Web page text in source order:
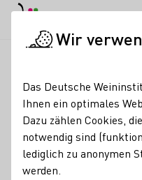
Hendriks &
Kontakt
Wir
Das Deutsche
Ihnen ein optimales
Dazu zählen Cookies,
notwendig sind
lediglich zu anonymen
werden.